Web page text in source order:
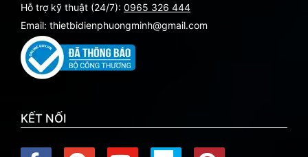
Hỗ trợ kỹ thuật (24/7): 0965 326 444
Email: thietbidienphuongminh@gmail.com
KẾT NỐI